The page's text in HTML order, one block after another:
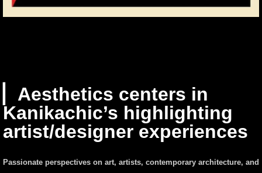
▏Aesthetics centers in
Kanikachic’s highlighting
artist/designer experiences
Passionate perspectives on art, artists, contemporary architecture, and